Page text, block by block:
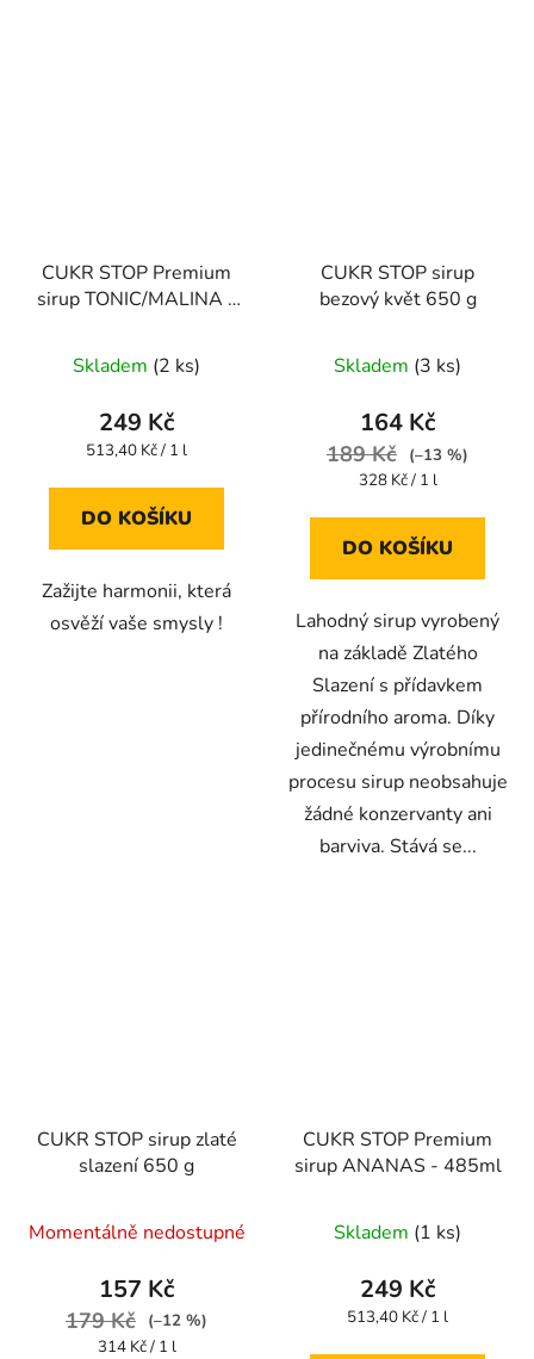
CUKR STOP Premium
sirup TONIC/MALINA -
Skladem (2 ks)
249 Kč
Měrná
513,40 Kč / 1 l
DO KOŠÍKU
Zažijte harmonii, která
osvěží vaše smysly !
CUKR STOP sirup
bezový květ 650 g
Skladem (3 ks)
164 Kč
189 Kč
(–13 %)
Měrná
328 Kč / 1 l
DO KOŠÍKU
Lahodný sirup vyrobený
na základě Zlatého
Slazení s přídavkem
přírodního aroma. Díky
jedinečnému výrobnímu
procesu sirup neobsahuje
žádné konzervanty ani
barviva. Stává se...
CUKR STOP sirup zlaté
slazení 650 g
hodnocení
produktu
je
4,2
Momentálně nedostupné
157 Kč
179 Kč
(–12 %)
Měrná
314 Kč / 1 l
CUKR STOP Premium
sirup ANANAS - 485ml
Skladem (1 ks)
249 Kč
Měrná
513,40 Kč / 1 l